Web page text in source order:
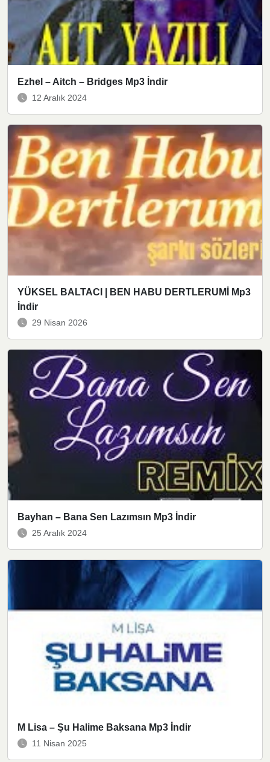
Ezhel – Aitch – Bridges Mp3 İndir
12 Aralık 2024
YÜKSEL BALTACI | BEN HABU DERTLERUMİ Mp3
İndir
29 Nisan 2026
Bayhan – Bana Sen Lazımsın Mp3 İndir
25 Aralık 2024
M Lisa – Şu Halime Baksana Mp3 İndir
11 Nisan 2025